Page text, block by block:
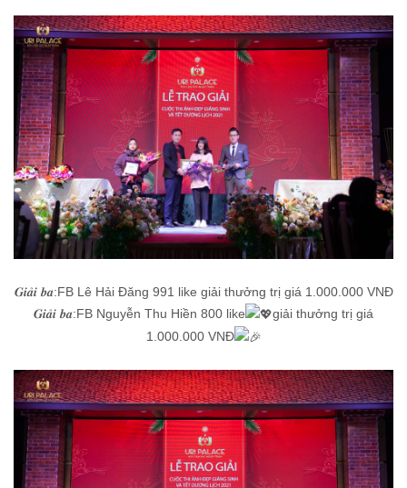
𝑮𝒊𝒂̉𝒊 𝒃𝒂:FB Lê Hải Đăng 991 like giải thưởng trị giá 1.000.000 VNĐ
𝑮𝒊𝒂̉𝒊 𝒃𝒂:FB Nguyễn Thu Hiền 800 like
giải thưởng trị giá
1.000.000 VNĐ